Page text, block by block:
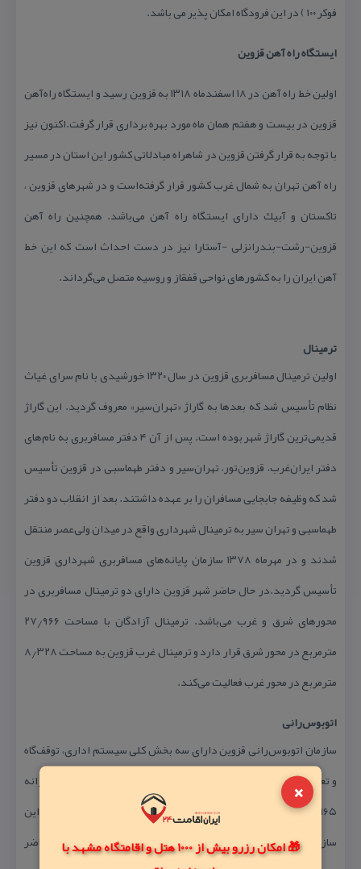
×
🎁 امکان رزرو بیش از 1000 هتل و اقامتگاه مشهد با
فوكر ۱۰۰ ) در این فرودگاه امكان پذیر می باشد.
ایستگاه راه آهن قزوین
اولین خط راه آهن در ۱۸ اسفندماه ۱۳۱۸ به قزوین رسید و ایستگاه راه‌آهن
قزوین در بیست و هفتم همان ماه مورد بهره برداری قرار گرفت.اكنون نیز
با توجه به قرار گرفتن قزوین در شاهراه مبادلاتی كشور این استان در مسیر
راه آهن تهران به شمال غرب كشور قرار گرفته‌است و در شهرهای قزوین ،
تاكستان و آبیك دارای ایستگاه راه آهن می‌باشد. همچنین راه آهن
قزوین-رشت-بندرانزلی -آستارا نیز در دست احداث است كه این خط
آهن ایران را به كشورهای نواحی قفقاز و روسیه متصل می‌گرداند.
ترمینال
اولین ترمینال مسافربری قزوین در سال ۱۳۲۰ خورشیدی با نام سرای غیاث
نظام تأسیس شد كه بعدها به گاراژ «تهران‌سیر» معروف گردید. این گاراژ
قدیمی‌ترین گاراژ شهر بوده است. پس از آن ۴ دفتر مسافربری به نام‌های
دفتر ایران‌غرب، قزوین‌تور، تهران‌سیر و دفتر طهماسبی در قزوین تأسیس
شد كه وظیفه جابجایی مسافران را بر عهده داشتند. بعد از انقلاب دو دفتر
طهماسبی و تهران سیر به ترمینال شهرداری واقع در میدان ولی‌عصر منتقل
شدند و در مهرماه ۱۳۷۸ سازمان پایانه‌های مسافربری شهرداری قزوین
تأسیس گردید.در حال حاضر شهر قزوین دارای دو ترمینال مسافربری در
محورهای شرق و غرب می‌باشد. ترمینال آزادگان با مساحت ۲۷٫۹۶۶
مترمربع در محور شرق قرار دارد و ترمینال غرب قزوین به مساحت ۸٫۳۲۸
مترمربع در محور غرب فعالیت می‌كند.
اتوبوس‌رانی
سازمان اتوبوس‌رانی قزوین دارای سه بخش كلی سیستم اداری، توقف‌گاه
و تعمیرگاه واقع در چهارراه ولی‌عصر و توقف‌گاه شهیدرجایی است و روزانه
۱۶۵ هزار نفر توسط اتوبوس‌ها و ۱۳۰٫۰۰۰ نفر توسط مینی‌بوس‌های این
سازمان در سطح شهر قزوین و حومه جابجا می‌شوند. همچنین در حال حاضر